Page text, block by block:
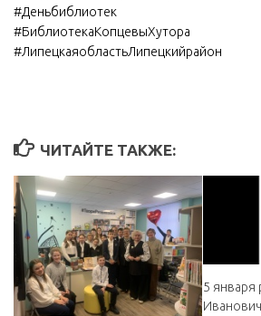
#Деньбиблиотек
#БиблиотекаКопцевыХутора
#ЛипецкаяобластьЛипецкийрайон
ЧИТАЙТЕ ТАКЖЕ:
5 января